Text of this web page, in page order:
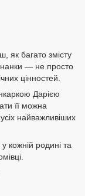
як багато змісту
— не просто
цінностей.
Дарією
її можна
найважливіших
кожній родині та